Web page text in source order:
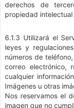
derechos de
propiedad
6.1.3 Utilizará el
leyes y
números de
correo electrónico,
cualquier
Imágenes u otras
Nos reservamos el
imagen que no